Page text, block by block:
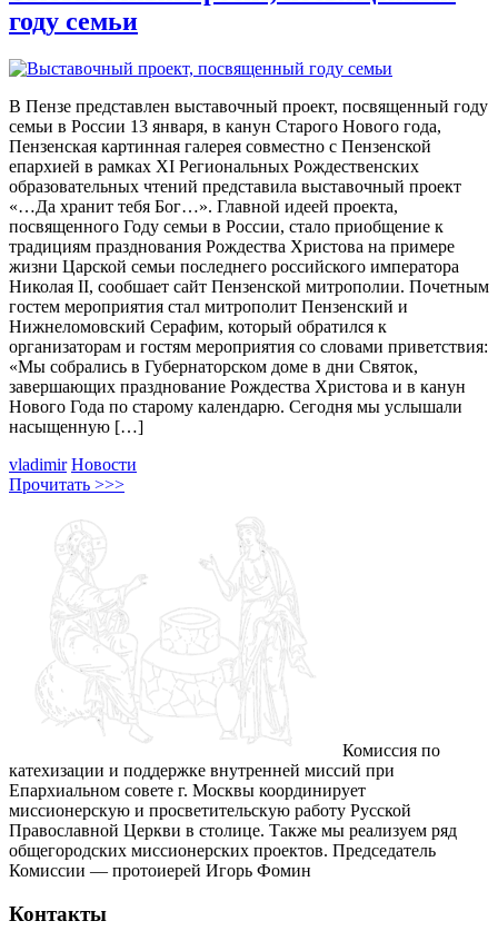
году семьи
В Пензе представлен выставочный проект, посвященный году
семьи в России 13 января, в канун Старого Нового года,
Пензенская картинная галерея совместно с Пензенской
епархией в рамках XI Региональных Рождественских
образовательных чтений представила выставочный проект
«…Да хранит тебя Бог…». Главной идеей проекта,
посвященного Году семьи в России, стало приобщение к
традициям празднования Рождества Христова на примере
жизни Царской семьи последнего российского императора
Николая II, сообшает сайт Пензенской митрополии. Почетным
гостем мероприятия стал митрополит Пензенский и
Нижнеломовский Серафим, который обратился к
организаторам и гостям мероприятия со словами приветствия:
«Мы собрались в Губернаторском доме в дни Святок,
завершающих празднование Рождества Христова и в канун
Нового Года по старому календарю. Сегодня мы услышали
насыщенную […]
vladimir Новости
Прочитать >>>
Комиссия по
катехизации и поддержке внутренней миссий при
Епархиальном совете г. Москвы координирует
миссионерскую и просветительскую работу Русской
Православной Церкви в столице. Также мы реализуем ряд
общегородских миссионерских проектов. Председатель
Комиссии — протоиерей Игорь Фомин
Контакты